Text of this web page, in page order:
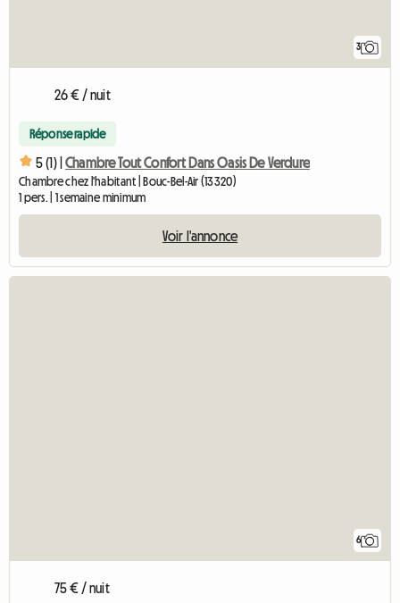
3
26 € / nuit
Réponse rapide
5 (1) | Chambre Tout Confort Dans Oasis De Verdure
Chambre chez l'habitant | Bouc-Bel-Air (13320)
1 pers. | 1 semaine minimum
Voir l'annonce
6
75 € / nuit